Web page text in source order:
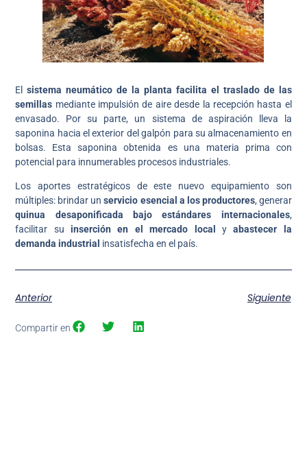
Elsistema neumático de la planta facilita el traslado de las
semillas mediante impulsión de aire desde la recepción hasta el
envasado. Por su parte, un sistema de aspiración lleva la
saponina hacia el exterior del galpón para su almacenamiento en
bolsas. Esta saponina obtenida es una materia prima con
potencial para innumerables procesos industriales.
Los aportes estratégicos de este nuevo equipamiento son
múltiples: brindar unservicio esencial a los productores, generar
quinua desaponificada bajo estándares internacionales,
facilitar suinserción en el mercado local yabastecer la
demanda industrial insatisfecha en el país.
Anterior Siguiente
Compartir en